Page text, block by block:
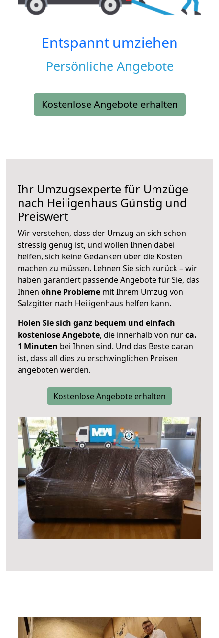
Entspannt umziehen
Persönliche Angebote
Kostenlose Angebote erhalten
Ihr Umzugsexperte für Umzüge
nach Heiligenhaus Günstig und
Preiswert
Wir verstehen, dass der Umzug an sich schon
stressig genug ist, und wollen Ihnen dabei
helfen, sich keine Gedanken über die Kosten
machen zu müssen. Lehnen Sie sich zurück – wir
haben garantiert passende Angebote für Sie, das
Ihnen ohne Probleme mit Ihrem Umzug von
Salzgitter nach Heiligenhaus helfen kann.
Holen Sie sich ganz bequem und einfach
kostenlose Angebote, die innerhalb von nurca.
1 Minuten bei Ihnen sind. Und das Beste daran
ist, dass all dies zu erschwinglichen Preisen
angeboten werden.
Kostenlose Angebote erhalten